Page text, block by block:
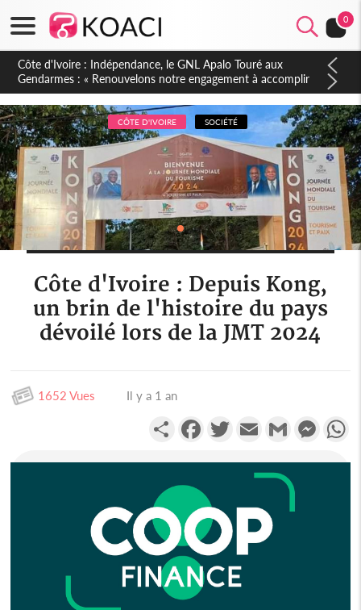
0
Sierra Leone : Un projet de réforme constitutionnelle en
gestation, points clés des amendements, un exclu d'avance
CÔTE D'IVOIRE SOCIÉTÉ
Côte d'Ivoire : Depuis Kong,
un brin de l'histoire du pays
dévoilé lors de la JMT 2024
1652 Vues Il y a 1 an
PartagerFacebookTwitterEmail Gmail